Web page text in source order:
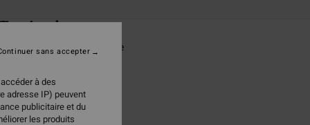
taille élastique Noir Femme
20%
à des
adresse IP) peuvent
publicitaire et du
les produits
sans accepter